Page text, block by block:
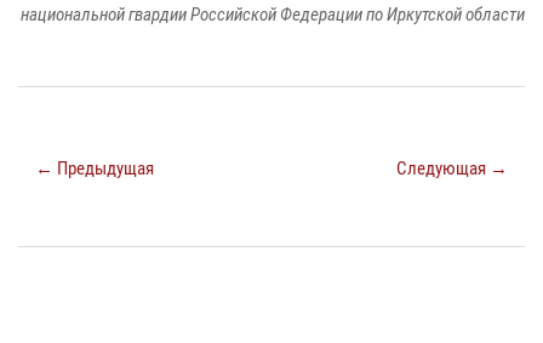
национальной гвардии Российской Федерации по Иркутской области
← Предыдущая Следующая →